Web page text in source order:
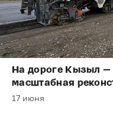
На дороге Кызыл —
масштабная
17 июня